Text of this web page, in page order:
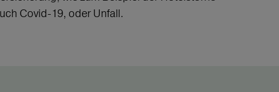
Covid-19, oder Unfall.